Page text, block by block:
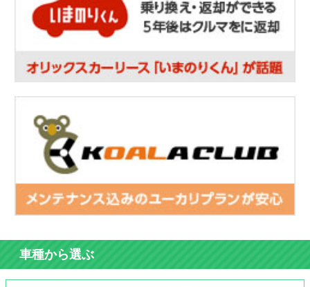
車種から選ぶ